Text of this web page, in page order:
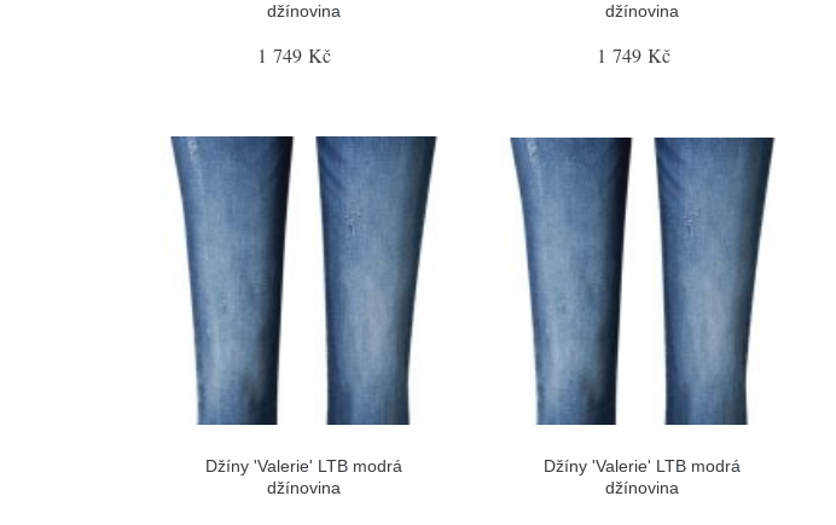
džínovina
1 749 Kč
džínovina
1 749 Kč
Džíny 'Valerie' LTB modrá
džínovina
Džíny 'Valerie' LTB modrá
džínovina